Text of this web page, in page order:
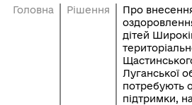
Головна Рішення
Про
дітей
Луганської
потребують
підтримки,